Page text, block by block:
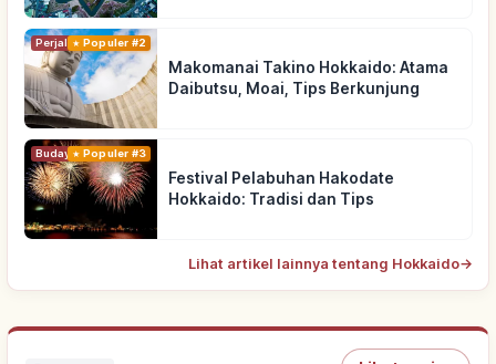
PerjalananPopuler #2
Makomanai Takino Hokkaido: Atama
Daibutsu, Moai, Tips Berkunjung
Budaya Tradisional
Populer #3
Festival Pelabuhan Hakodate
Hokkaido: Tradisi dan Tips
Lihat artikel lainnya tentang Hokkaido→